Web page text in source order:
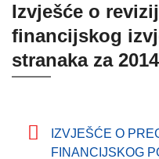
Izvješće o
financijskog
stranaka za
IZVJEŠĆE O
FINANCIJSKOG